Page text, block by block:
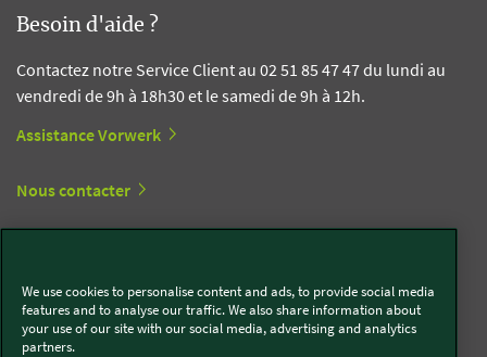
Besoin d'aide ?
Contactez notre Service Client au 02 51 85 47 47 du lundi au
vendredi de 9h à 18h30 et le samedi de 9h à 12h.
Assistance Vorwerk
Nous contacter
Une qualité reconnue
We use cookies to personalise content and ads, to provide social media
features and to analyse our traffic. We also share information about
your use of our site with our social media, advertising and analytics
partners.